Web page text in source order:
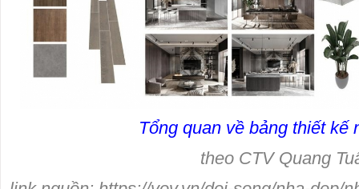
Tổng quan về bảng thiết kế
theo CTV Quang